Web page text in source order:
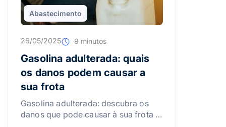
Abastecimento
26/05/2025 9 minutos
Gasolina adulterada: quais
os danos podem causar a
sua frota
Gasolina adulterada: descubra os
danos que pode causar à sua frota e